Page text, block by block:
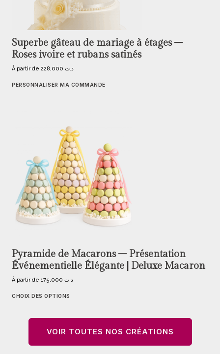
Superbe gâteau de mariage à étages –
Roses ivoire et rubans satinés
À partir de د.ت
PERSONNALISER MA COMMANDE
Pyramide de Macarons – Présentation
Événementielle Élégante | Deluxe Macaron
À partir de د.ت
CHOIX DES OPTIONS
VOIR TOUTES NOS CRÉATIONS